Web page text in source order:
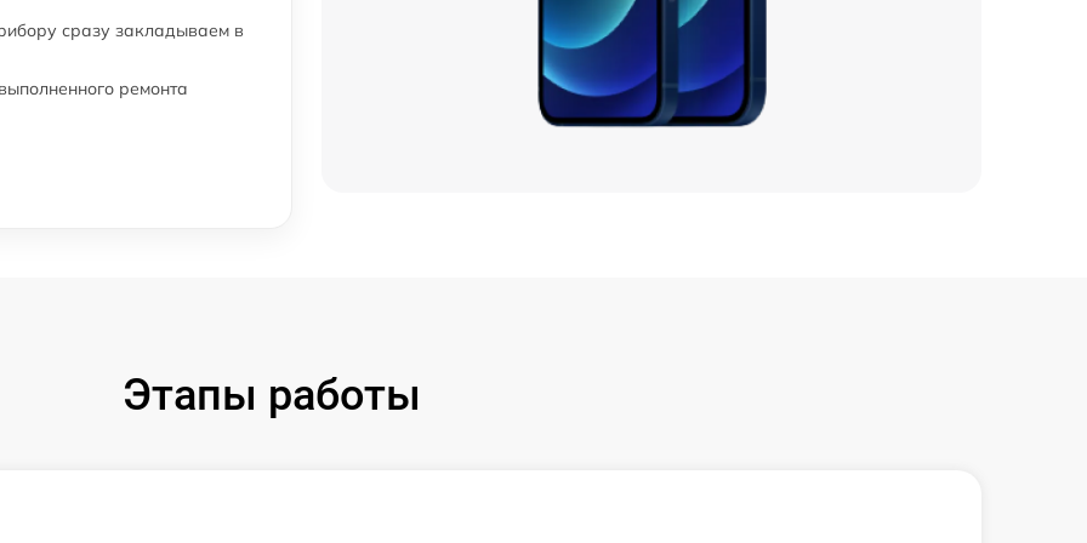
1130 р
890 р
от 60 мин
сразу закладываем в
ремонта
Этапы работы